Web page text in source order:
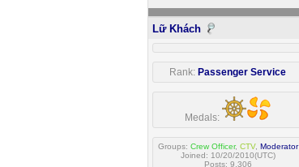
Lữ Khách
Rank: Passenger Service
Medals:
Groups: Crew Officer, CTV, Moderator
Joined: 10/20/2010(UTC)
Posts: 9,306